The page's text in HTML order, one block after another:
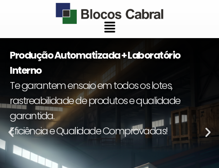
conteúdo
Menu
Produção Automatizada + Laboratório
Interno
Te garantem ensaio em todos os lotes,
rastreabilidade de produtos e qualidade
garantida.
Eficiência e Qualidade Comprovadas!